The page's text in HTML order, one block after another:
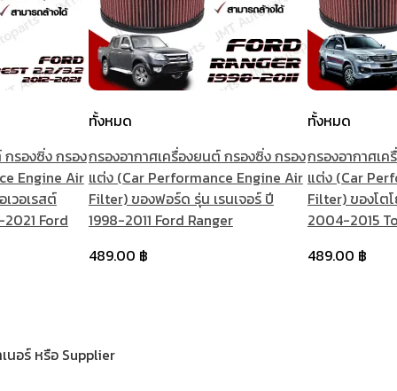
รองซิ่ง กรอง
Engine Air
วอเรสต์
Ford
ทั้งหมด
กรองอากาศเครื่องยนต์ กรองซิ่ง กรอง
แต่ง (Car Performance Engine Air
Filter) ของฟอร์ด รุ่น เรนเจอร์ ปี
1998-2011 Ford Ranger
489.00 ฿
ทั้งหมด
กรองอากาศเ
แต่ง (Car
Filter) ของโต
2004-2015
489.00 ฿
นอร์ หรือ Supplier